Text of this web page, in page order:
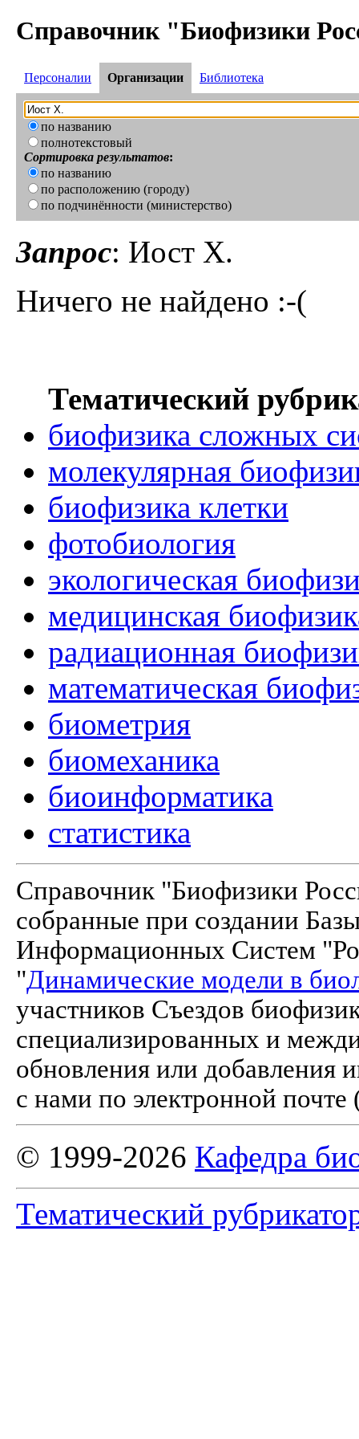
Справочник "Биофизики
Персоналии Организации Библиотека
по названию
полнотекстовый
Сортировка результатов:
по названию
по расположению (городу)
по подчинённости (министерство)
Запрос: Иост Х.
Ничего не найдено :-(
Тематический
биофизика сложных
молекулярная
биофизика клетки
фотобиология
экологическая
медицинская
радиационная
математическая
биометрия
биомеханика
биоинформатика
статистика
Справочник "Биофизики
собранные при создании
Информационных Систем
"Динамические модели в
участников Съездов
специализированных и
обновления или добавления
с нами по электронной почте
© 1999-2026 Кафедра
Тематический